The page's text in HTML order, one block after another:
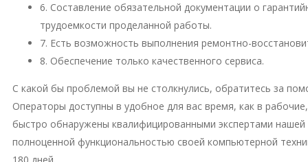
6. Составление обязательной документации о
трудоемкости проделанной работы.
7. Есть возможность выполнения ремонтно-
8. Обеспечение только качественного сервиса.
С какой бы проблемой вы не столкнулись, обратитесь за
Операторы доступны в удобное для вас время, как в
быстро обнаружены квалифицированными экспертами
полноценной функциональностью своей компьютерной